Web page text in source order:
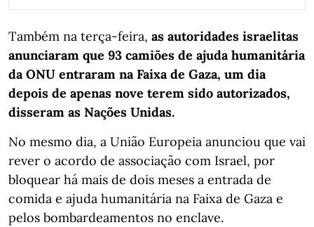
Também na terça-feira, as autoridades israelitas
anunciaram que 93 camiões de ajuda humanitária
da ONU entraram na Faixa de Gaza, um dia
depois de apenas nove terem sido autorizados,
disseram as Nações Unidas.
No mesmo dia, a União Europeia anunciou que vai
rever o acordo de associação com Israel, por
bloquear há mais de dois meses a entrada de
comida e ajuda humanitária na Faixa de Gaza e
pelos bombardeamentos no enclave.